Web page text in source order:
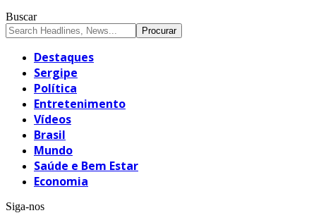
Buscar
Destaques
Sergipe
Política
Entretenimento
Vídeos
Brasil
Mundo
Saúde e Bem Estar
Economia
Siga-nos